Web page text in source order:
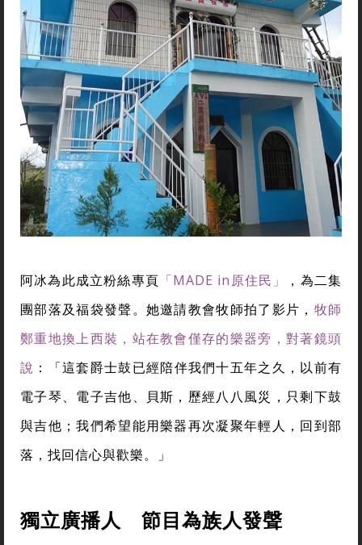
阿冰為此成立粉絲專頁 「MADE in原住民」
，為二集
團部落及福袋發聲。她邀請教會牧師拍了影片， 牧師
鄭重地換上西裝，站在教會僅存的樂器旁，對著鏡頭
說 ：「這套爵士鼓已經陪伴我們十五年之久，以前有
電子琴、電子吉他、貝斯，歷經八八風災，只剩下鼓
與吉他；我們希望能用樂器再次凝聚年輕人，回到部
落，找回信心與歡樂。」
獨立廣播人 節目為族人發聲